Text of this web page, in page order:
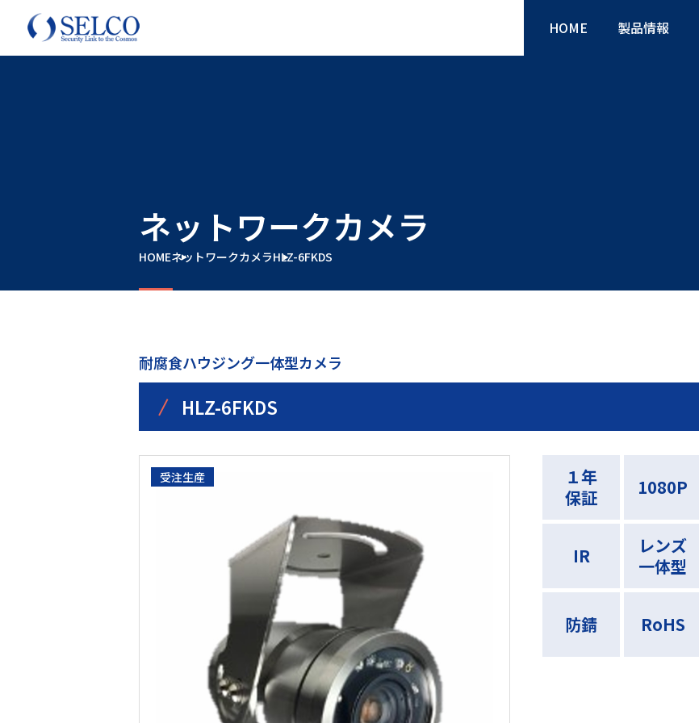
HOME 製品情報
ネットワークカメラ
HOMEネットワークカメラHLZ-6FKDS
耐腐食ハウジング一体型カメラ
/ HLZ-6FKDS
１年
保証
1080P
IR
レンズ
一体型
防錆 RoHS